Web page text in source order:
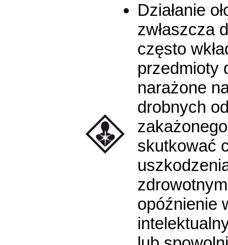
Działanie
zwłaszcza
często
przedmioty
narażone
drobnych
skutkować
opóźnienie